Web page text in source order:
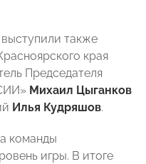
также
края
Председателя
Михаил Цыганков
Илья Кудряшов.
команды
игры. В итоге